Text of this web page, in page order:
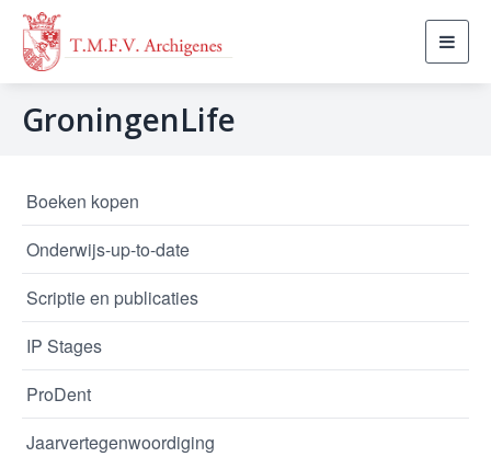
GroningenLife
Boeken kopen
Onderwijs-up-to-date
Scriptie en publicaties
IP Stages
ProDent
Jaarvertegenwoordiging